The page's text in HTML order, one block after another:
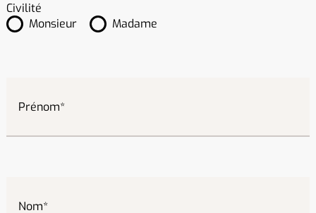
Civilité
Monsieur
Madame
Prénom
Nom